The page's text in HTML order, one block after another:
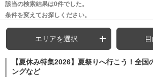
該当の検索結果は0件でした。
条件を変えてお探しください。
エリアを選択
【夏休み特集2026】夏祭りへ行こう！全国
ングなど